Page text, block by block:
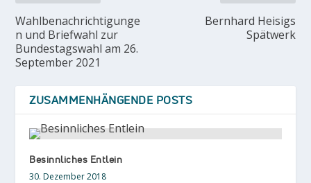
Wahlbenachrichtigunge
n und Briefwahl zur
Bundestagswahl am 26.
September 2021
Bernhard Heisigs
Spätwerk
ZUSAMMENHÄNGENDE POSTS
Besinnliches Entlein
30. Dezember 2018